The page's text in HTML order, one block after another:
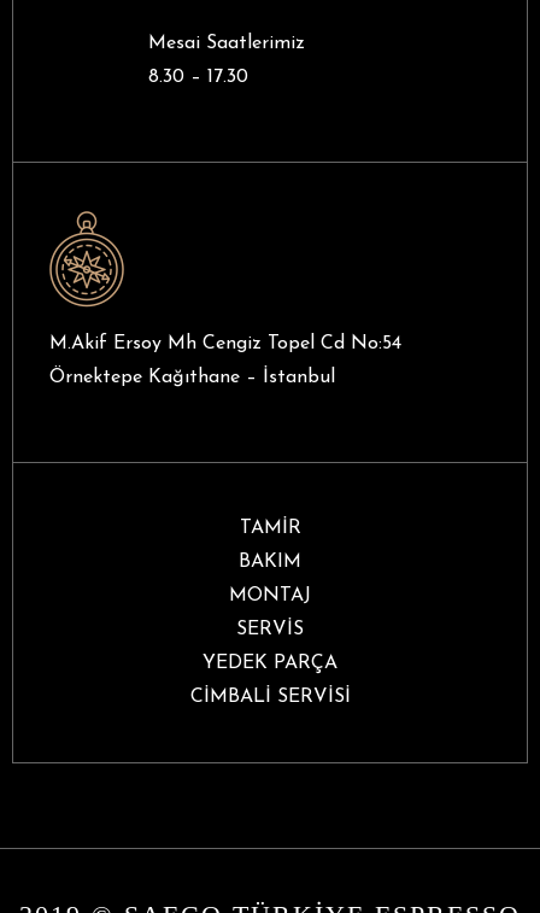
Mesai Saatlerimiz
8.30 – 17.30
M.Akif Ersoy Mh Cengiz Topel Cd No:54
Örnektepe Kağıthane – İstanbul
TAMİR
BAKIM
MONTAJ
SERVİS
YEDEK PARÇA
CİMBALİ SERVİSİ